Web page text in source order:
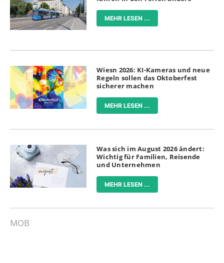
MEHR LESEN ...
Wiesn 2026: KI-Kameras und neue
Regeln sollen das Oktoberfest
sicherer machen
MEHR LESEN ...
Was sich im August 2026 ändert:
Wichtig für Familien, Reisende
und Unternehmen
MEHR LESEN ...
MOB